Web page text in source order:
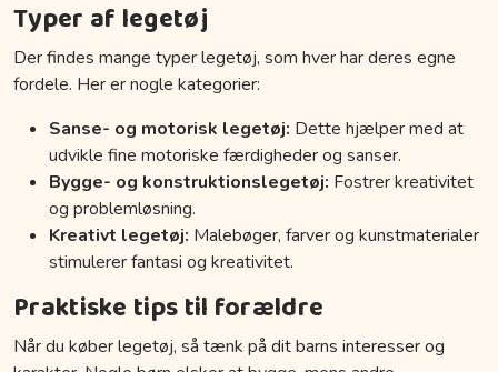
Typer af legetøj
Der findes mange typer legetøj, som hver har deres egne
fordele. Her er nogle kategorier:
Sanse- og motorisk legetøj: Dette hjælper med at
udvikle fine motoriske færdigheder og sanser.
Bygge- og konstruktionslegetøj: Fostrer kreativitet
og problemløsning.
Kreativt legetøj: Malebøger, farver og kunstmaterialer
stimulerer fantasi og kreativitet.
Praktiske tips til forældre
Når du køber legetøj, så tænk på dit barns interesser og